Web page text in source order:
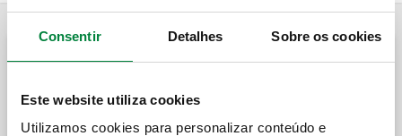
Consentir Detalhes Sobre os cookies
Este website utiliza cookies
Utilizamos cookies para personalizar conteúdo e
Grupo de enchimento automático,
retenção.